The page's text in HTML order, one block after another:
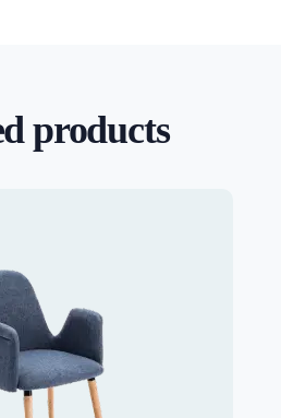
products